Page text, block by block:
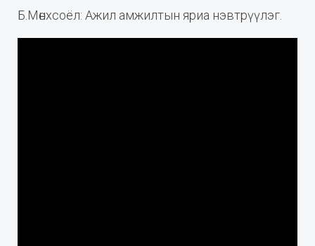
Б.Мөнхсоёл: Ажил амжилтын яриа нэвтрүүлэг.